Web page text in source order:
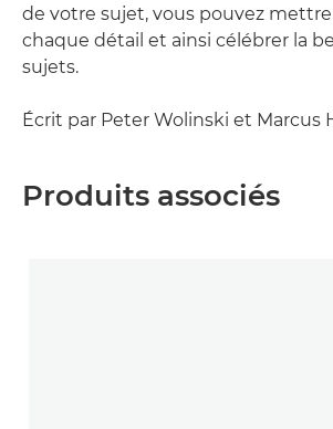
de votre sujet, vous pouvez
chaque détail et ainsi célébrer la
sujets.
Écrit par Peter Wolinski et Marcus
Produits associés